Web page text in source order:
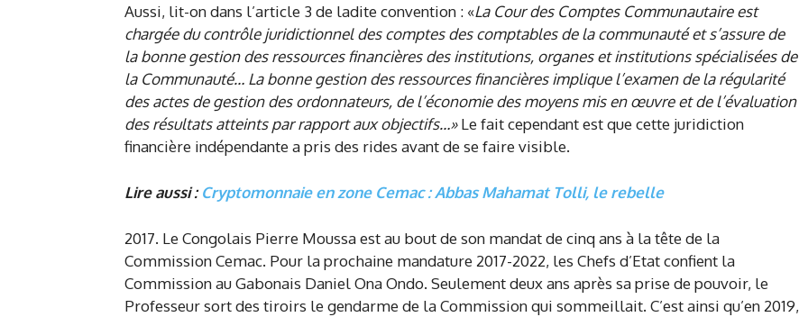
Aussi, lit-on dans l’article 3 de ladite convention : «La Cour des Comptes Communautaire est
chargée du contrôle juridictionnel des comptes des comptables de la communauté et s’assure de
la bonne gestion des ressources financières des institutions, organes et institutions spécialisées de
la Communauté… La bonne gestion des ressources financières implique l’examen de la régularité
des actes de gestion des ordonnateurs, de l’économie des moyens mis en œuvre et de l’évaluation
des résultats atteints par rapport aux objectifs…»Le fait cependant est que cette juridiction
financière indépendante a pris des rides avant de se faire visible.
Lire aussi :Cryptomonnaie en zone Cemac : Abbas Mahamat Tolli, le rebelle
2017. Le Congolais Pierre Moussa est au bout de son mandat de cinq ans à la tête de la
Commission Cemac. Pour la prochaine mandature 2017-2022, les Chefs d’Etat confient la
Commission au Gabonais Daniel Ona Ondo. Seulement deux ans après sa prise de pouvoir, le
Professeur sort des tiroirs le gendarme de la Commission qui sommeillait. C’est ainsi qu’en 2019,